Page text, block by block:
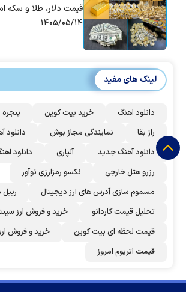
قیمت دلار، طلا و سکه
۱۴۰۵/۰۵/۱۴
لینک های مفید
دانلود اهنگ خرید بیت کوین
راز بقا
نمایندگی مجاز بوش
دانلود
دانلود آهنگ جدید
آلپاری
دانلود
رزرو هتل خارجی
نکسو رمزارزی نوآور
مسموم سازی آدرس های ارز دیجیتال
تحلیل قیمت کاردانو
خرید و فروش ارز
قیمت لحظه ای بیت کوین
خرید و فروش
قیمت اتریوم امروز